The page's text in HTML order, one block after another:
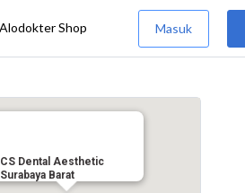
CS Dental Aesthetic
Surabaya Barat